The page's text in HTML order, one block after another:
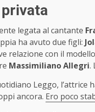
legata al cantante
ha avuto due figli:
relazione con il modello
Massimiliano Allegri.
Leggo, l’attrice
ancora. Ero poco